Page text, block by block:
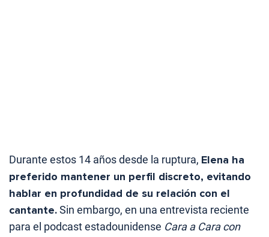
Durante estos 14 años desde la ruptura, Elena ha
preferido mantener un perfil discreto, evitando
hablar en profundidad de su relación con el
cantante.Sin embargo, en una entrevista reciente
para el podcast estadounidense Cara a Cara con